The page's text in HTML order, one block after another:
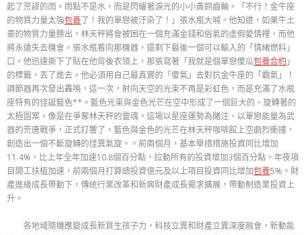
起了荒謬的雨。雨點不是水，而是閃耀著淚光的小小黃銅齒輪。「不行！金牛座
的物質力量太強包養了！我的單戀被汙染了！」張水瓶大喊。他知道，如果牛土
豪的物質力量勝出，林天秤將會被困在一個充滿金錢和俗氣的虛假愛情裡，而他
將永遠失去機會。張水瓶看向那機器，還剩下最後一個可以輸入的「情緒燃料」
口。他迅速撕下了貼在他背後衣領上，那張寫著「我就是個單戀傻瓜包養合約 」
的標籤，丟了進去。他必須用自己最真實的「傻氣」去對抗金牛座的「霸氣」！
調節器再次發出轟鳴，這一次，射向天空的光束不再是彩虹色，而是充滿了水瓶
座特有的怪誕藍色**。藍色光束與金色光芒在空中形成了一個巨大的、旋轉著的
太極圖案，像是在爭奪林天秤的靈魂。這場以星座運勢為賭注、以單戀能量為武
器的荒唐戰爭，正式打響了。藍色與金色的光芒在林天秤咖啡館上空劇烈衝撞，
創造出一個不斷旋轉的怪異氣旋。。前兩個月，基本舉措措施投資同比增加
11.4%，比上年全年加速10.8個百分點，拉動所有的投資增加3個百分點。年夜項
目開工扶植加速，前兩個月打算總投資億元及以上項目投資同比增加包養5%。財
產進級成長帶動下，傳統行業改革和新興財產成長需求擴展，帶動制造業投資上
升。
各地域隨機應變成長新質生孩子力，科技立異和財產立異深度融會，新動能